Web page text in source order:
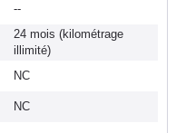
--
24 mois (kilométrage
illimité)
NC
NC